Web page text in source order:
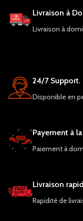
Livraison à
Livraison à
24/7 Support.
Disponible en
Payement à
Paiement à
Livraison
Rapidité de